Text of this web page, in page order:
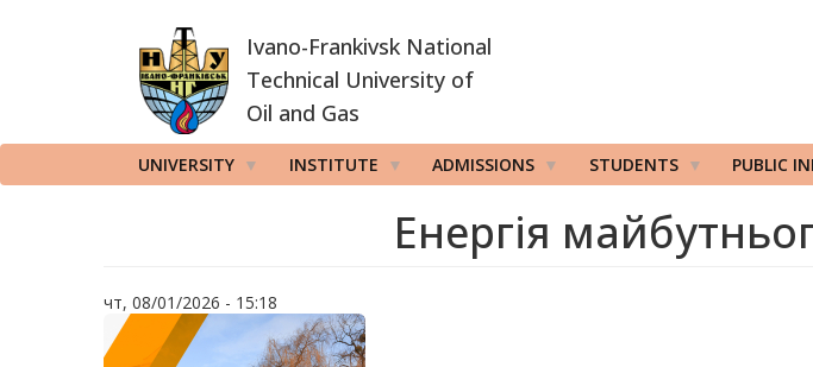
Ivano-Frankivsk National
Technical University of
Oil and Gas
UNIVERSITY INSTITUTE ADMISSIONS STUDENTS PUBLIC
Енергія
чт, 08/01/2026 - 15:18